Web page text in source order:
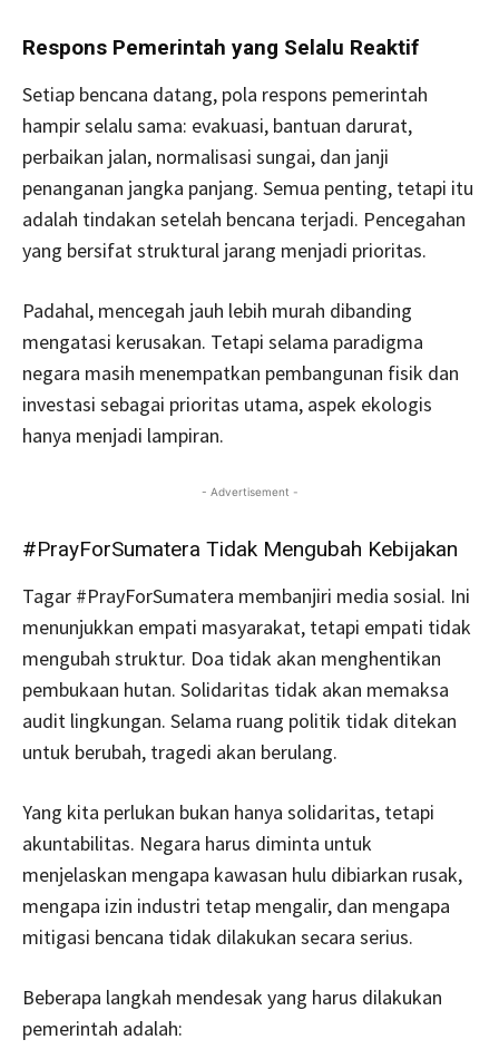
Respons Pemerintah yang Selalu Reaktif
Setiap bencana datang, pola respons pemerintah
hampir selalu sama: evakuasi, bantuan darurat,
perbaikan jalan, normalisasi sungai, dan janji
penanganan jangka panjang. Semua penting, tetapi itu
adalah tindakan setelah bencana terjadi. Pencegahan
yang bersifat struktural jarang menjadi prioritas.
Padahal, mencegah jauh lebih murah dibanding
mengatasi kerusakan. Tetapi selama paradigma
negara masih menempatkan pembangunan fisik dan
investasi sebagai prioritas utama, aspek ekologis
hanya menjadi lampiran.
- Advertisement -
#PrayForSumatera Tidak Mengubah Kebijakan
Tagar #PrayForSumatera membanjiri media sosial. Ini
menunjukkan empati masyarakat, tetapi empati tidak
mengubah struktur. Doa tidak akan menghentikan
pembukaan hutan. Solidaritas tidak akan memaksa
audit lingkungan. Selama ruang politik tidak ditekan
untuk berubah, tragedi akan berulang.
Yang kita perlukan bukan hanya solidaritas, tetapi
akuntabilitas. Negara harus diminta untuk
menjelaskan mengapa kawasan hulu dibiarkan rusak,
mengapa izin industri tetap mengalir, dan mengapa
mitigasi bencana tidak dilakukan secara serius.
Beberapa langkah mendesak yang harus dilakukan
pemerintah adalah: